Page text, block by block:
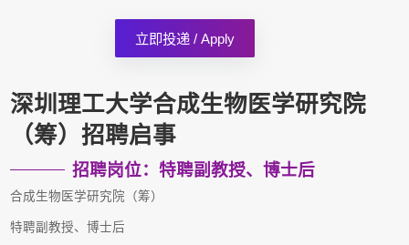
深圳理工大学合成生物医学研究院
（筹）招聘启事
招聘岗位：特聘副教授、博士后
合成生物医学研究院（筹）
特聘副教授、博士后
立即投递 / Apply